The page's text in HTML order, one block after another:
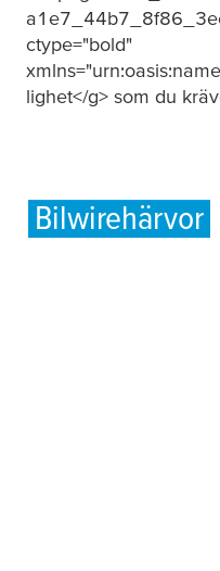
ctype="bold"
lighet</g> som du
Bilwirehärvor